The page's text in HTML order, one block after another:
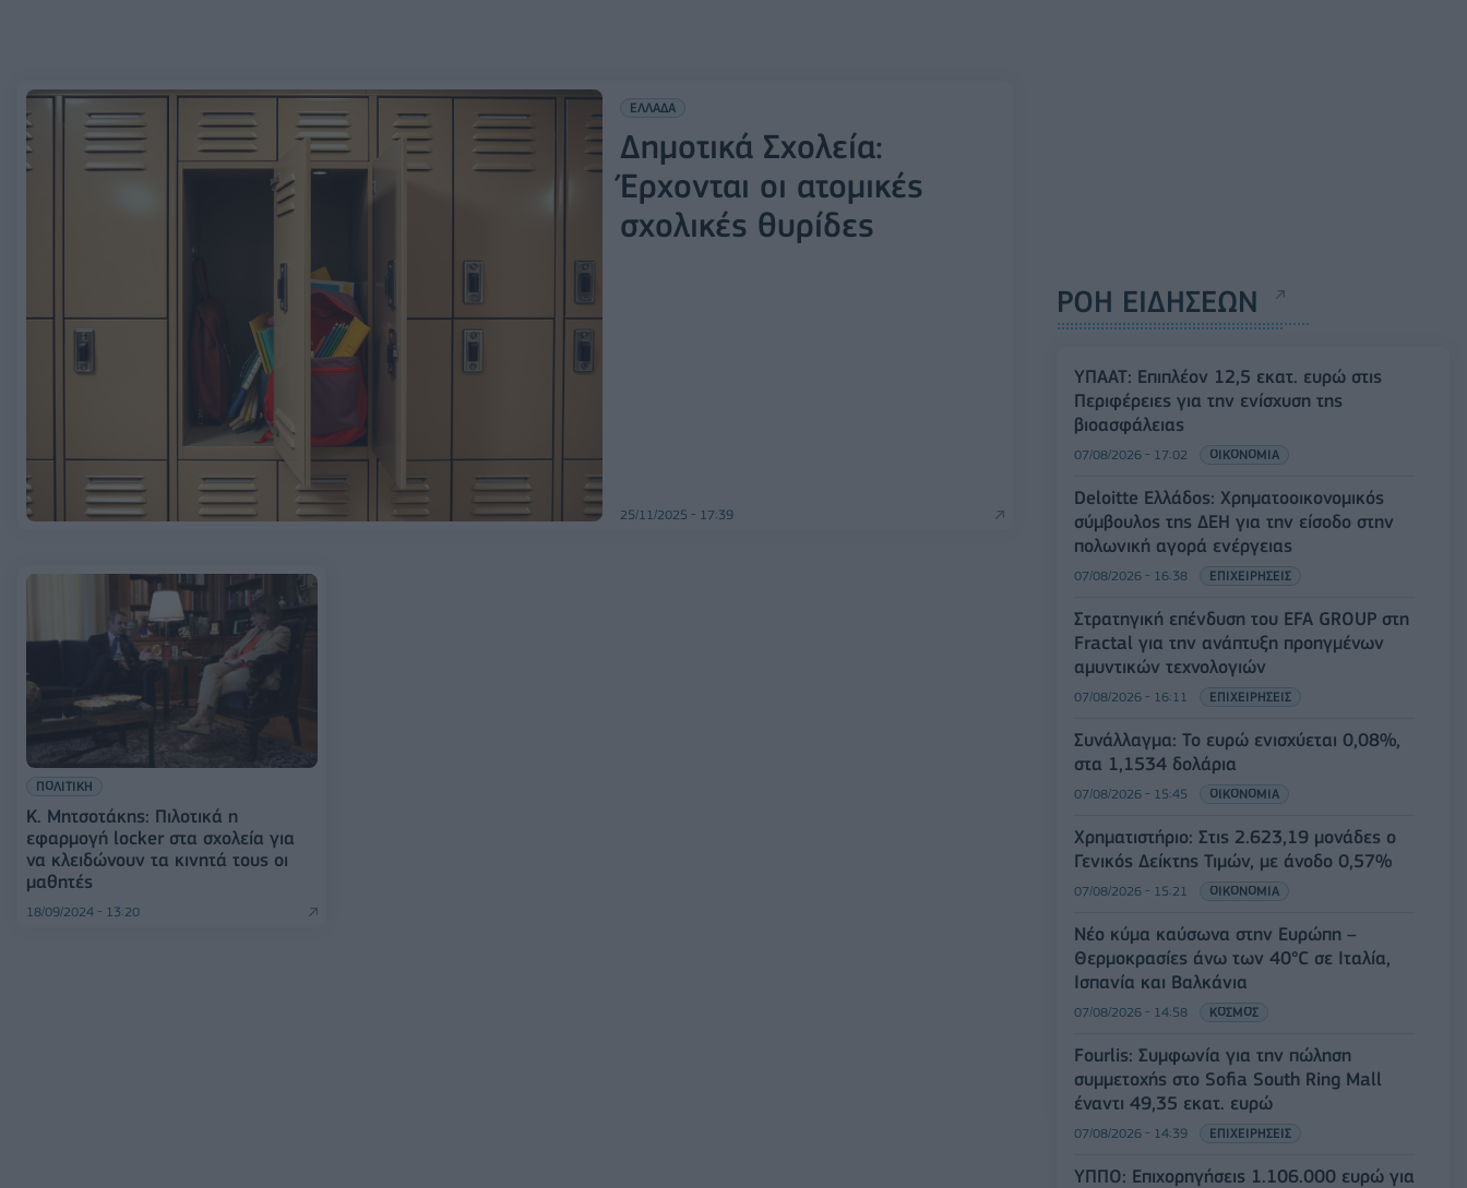
ΕΛΛΑΔΑ
Δημοτικά Σχολεία:
Έρχονται οι ατομικές
σχολικές θυρίδες
25/11/2025 - 17:39
ΠΟΛΙΤΙΚΗ
Κ. Μητσοτάκης: Πιλοτικά η
εφαρμογή locker στα σχολεία για
να κλειδώνουν τα κινητά τους οι
μαθητές
18/09/2024 - 13:20
ΡΟΗ ΕΙΔΗΣΕΩΝ
ΥΠΑΑΤ: Επιπλέον 12,5 εκατ. ευρώ στις
Περιφέρειες για την ενίσχυση της
βιοασφάλειας
07/08/2026 - 17:02 ΟΙΚΟΝΟΜΙΑ
Deloitte Ελλάδος: Χρηματοοικονομικός
σύμβουλος της ΔΕΗ για την είσοδο στην
πολωνική αγορά ενέργειας
07/08/2026 - 16:38 ΕΠΙΧΕΙΡΗΣΕΙΣ
Στρατηγική επένδυση του EFA GROUP στη
Fractal για την ανάπτυξη προηγμένων
αμυντικών τεχνολογιών
07/08/2026 - 16:11 ΕΠΙΧΕΙΡΗΣΕΙΣ
Συνάλλαγμα: Το ευρώ ενισχύεται 0,08%,
στα 1,1534 δολάρια
07/08/2026 - 15:45 ΟΙΚΟΝΟΜΙΑ
Χρηματιστήριο: Στις 2.623,19 μονάδες ο
Γενικός Δείκτης Τιμών, με άνοδο 0,57%
07/08/2026 - 15:21 ΟΙΚΟΝΟΜΙΑ
Νέο κύμα καύσωνα στην Ευρώπη –
Θερμοκρασίες άνω των 40°C σε Ιταλία,
Ισπανία και Βαλκάνια
07/08/2026 - 14:58 ΚΟΣΜΟΣ
Fourlis: Συμφωνία για την πώληση
συμμετοχής στο Sofia South Ring Mall
έναντι 49,35 εκατ. ευρώ
07/08/2026 - 14:39 ΕΠΙΧΕΙΡΗΣΕΙΣ
ΥΠΠΟ: Επιχορηγήσεις 1.106.000 ευρώ για